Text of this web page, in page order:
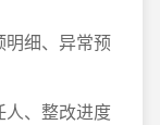
明细、异常预
人、整改进度